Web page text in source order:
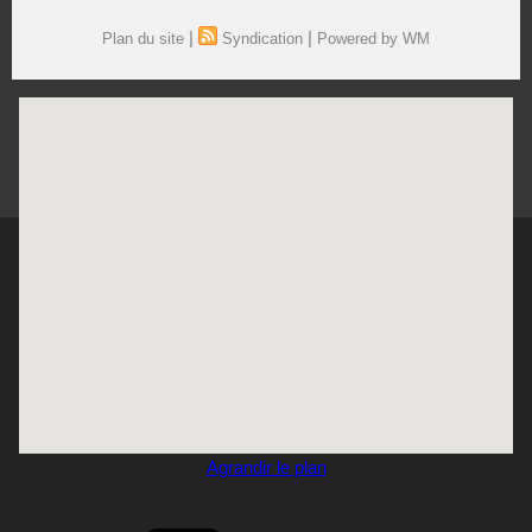
Plan du site | Syndication | Powered by WM
Agrandir le plan